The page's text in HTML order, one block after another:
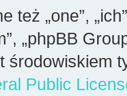
też „one”,
„phpBB
środowiskiem
Public